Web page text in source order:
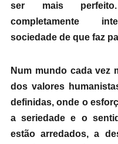
ser mais
completamente
sociedade de que faz
​Num mundo cada vez
dos valores
definidas, onde o
a seriedade e o
estão arredados, a